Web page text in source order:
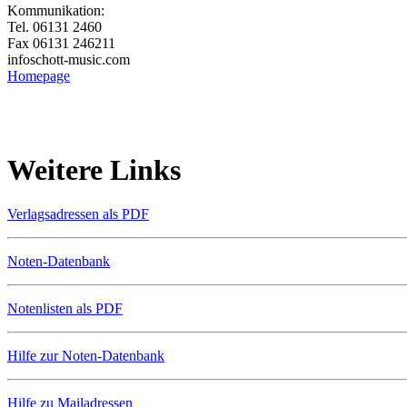
Kommunikation:
Tel. 06131 2460
Fax 06131 246211
infoschott-music.com
Homepage
Weitere Links
Verlagsadressen als PDF
Noten-Datenbank
Notenlisten als PDF
Hilfe zur Noten-Datenbank
Hilfe zu Mailadressen